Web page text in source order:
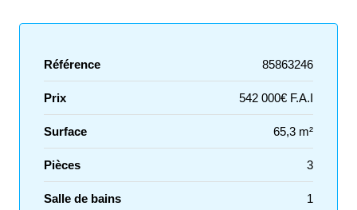
Référence 85863246
Prix 542 000€ F.A.I
Surface 65,3 m²
Pièces 3
Salle de bains 1